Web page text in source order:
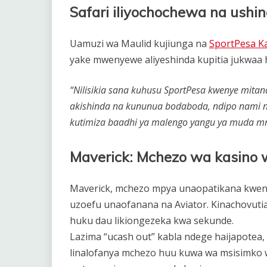
Safari iliyochochewa na
Uamuzi wa Maulid kujiunga na SportPesa
yake mwenyewe aliyeshinda kupitia
“Nilisikia sana kuhusu SportPesa kwenye
akishinda na kununua bodaboda, ndipo nami
kutimiza baadhi ya malengo yangu ya muda
Maverick: Mchezo wa
Maverick, mchezo mpya unaopatikana
uzoefu unaofanana na Aviator.
huku dau likiongezeka kwa sekunde.
Lazima “ucash out” kabla ndege
linalofanya mchezo huu kuwa wa